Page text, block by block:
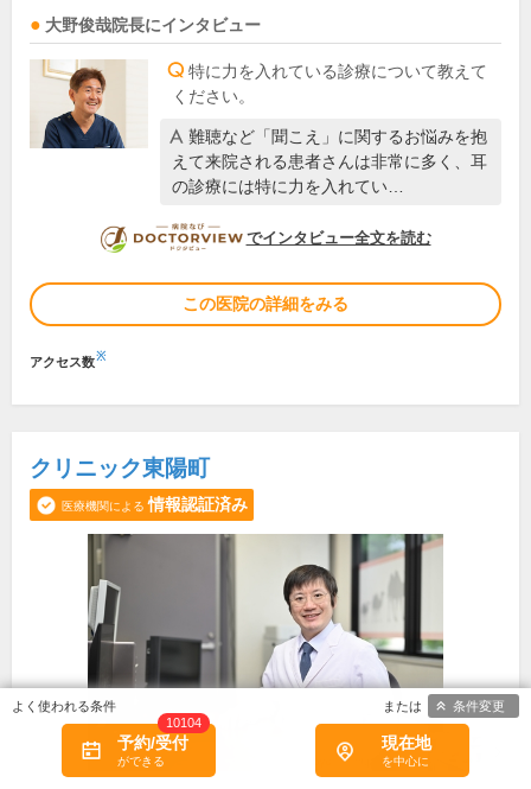
大野俊哉院長にインタビュー
特に力を入れている診療について教えて
ください。
難聴など「聞こえ」に関するお悩みを抱
えて来院される患者さんは非常に多く、耳
の診療には特に力を入れてい…
DOCTORVIEW
でインタビュー全文を読む
この医院の詳細をみる
アクセス数※
クリニック東陽町
医療機関による 情報認証済み
予約/受付
10104
現在地
条件変更